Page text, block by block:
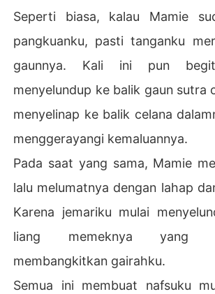
Seperti biasa, kalau Mamie
pangkuanku, pasti tanganku
gaunnya. Kali ini pun
menyelundup ke balik gaun sutra
menyelinap ke balik celana
menggerayangi kemaluannya.
Pada saat yang sama, Mamie
lalu melumatnya dengan lahap
Karena jemariku mulai
liang memeknya yang
membangkitkan gairahku.
Semua ini membuat nafsuku